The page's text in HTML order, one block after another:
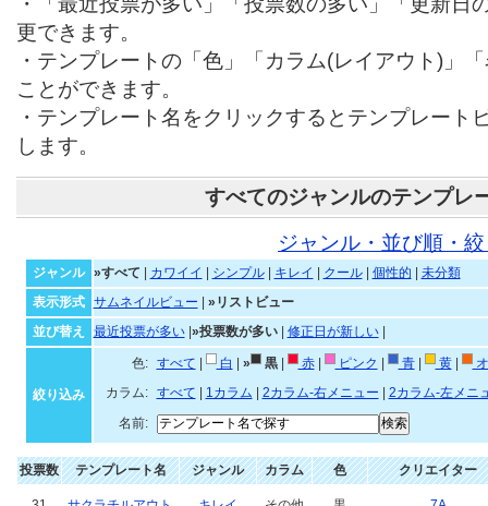
更できます。
・テンプレートの「色」「カラム(レイアウト)」
ことができます。
・テンプレート名をクリックするとテンプレート
します。
すべてのジャンルのテンプレ
ジャンル・並び順・
ジャンル »すべて カワイイ シンプル| キレイ クール| 個性的
未分類
表示形式
サムネイルビュー
»リストビュー
並び替え
最近投票が多い| »投票数が多い| 修正日が新しい|
絞り込み
色: すべて 白 » 黒| 赤| ピンク 青| 黄|
カラム:
すべて 1カラム 2カラム-右メニュー
2カラム-左メニ
名前:
投票数 テンプレート名 ジャンル カラム 色 クリエイター